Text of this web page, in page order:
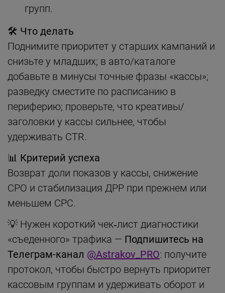
групп.
🛠 Что делать
Поднимите приоритет у старших кампаний и
снизьте у младших; в авто/каталоге
добавьте в минусы точные фразы «кассы»;
разведку сместите по расписанию в
периферию; проверьте, что креативы/
заголовки у кассы сильнее, чтобы
удерживать CTR.
📊 Критерий успеха
Возврат доли показов у кассы, снижение
CPO и стабилизация ДРР при прежнем или
меньшем CPC.
💡 Нужен короткий чек‑лист диагностики
«съеденного» трафика — Подпишитесь на
Телеграм-канал @Astrakov_PRO: получите
протокол, чтобы быстро вернуть приоритет
кассовым группам и удерживать оборот и